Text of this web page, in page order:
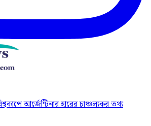
আর্জেন্টিনার হারের চাঞ্চল্যকর তথ্য